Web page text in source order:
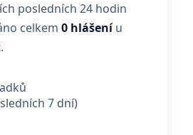
posledních 24 hodin
celkem 0 hlášeníu
.
7 dní)